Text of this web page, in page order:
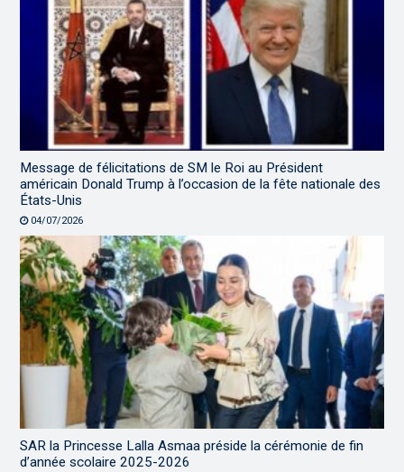
Message de félicitations de SM le Roi au Président
américain Donald Trump à l’occasion de la fête nationale des
États-Unis
04/07/2026
SAR la Princesse Lalla Asmaa préside la cérémonie de fin
d’année scolaire 2025-2026